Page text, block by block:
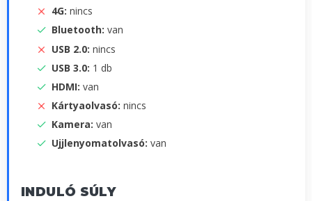
4G: nincs
Bluetooth: van
USB 2.0: nincs
USB 3.0: 1 db
HDMI: van
Kártyaolvasó: nincs
Kamera: van
Ujjlenyomatolvasó: van
INDULÓ SÚLY